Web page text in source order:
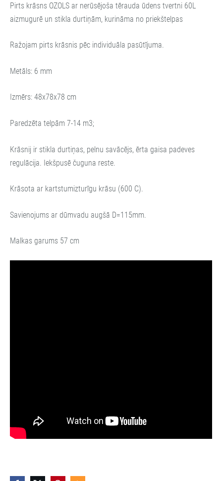
Pirts krāsns OZOLS ar nerūsējoša tērauda ūdens tvertni 60L
aizmugurē un stikla durtiņām, kurināma no priekštelpas
Ražojam pirts krāsnis pēc individuāla pasūtījuma.
Metāls: 6 mm
Izmērs: 48x78x78 cm
Paredzēta telpām 7-14 m3;
Krāsnij ir stikla durtiņas, pelnu savācējs, ērta gaisa padeves
regulācija. Iekšpusē čuguna reste.
Krāsota ar kartstumizturīgu krāsu (600 C).
Savienojums ar dūmvadu augšā D=115mm.
Malkas garums 57 cm